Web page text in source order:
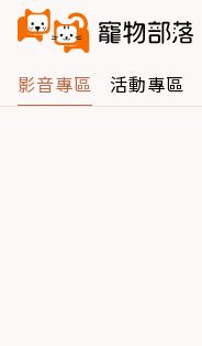
影音專區 活動專區